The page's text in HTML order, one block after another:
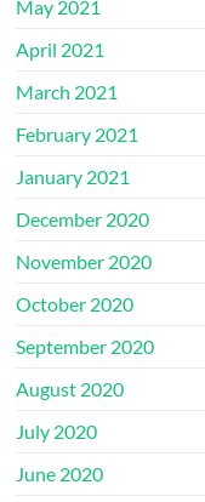
May 2021
April 2021
March 2021
February 2021
January 2021
December 2020
November 2020
October 2020
September 2020
August 2020
July 2020
June 2020